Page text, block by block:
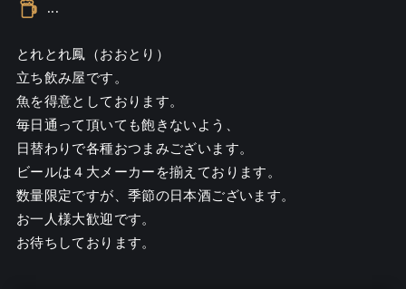
...
とれとれ鳳（おおとり）
立ち飲み屋です。
魚を得意としております。
毎日通って頂いても飽きないよう、
日替わりで各種おつまみございます。
ビールは４大メーカーを揃えております。
数量限定ですが、季節の日本酒ございます。
お一人様大歓迎です。
お待ちしております。